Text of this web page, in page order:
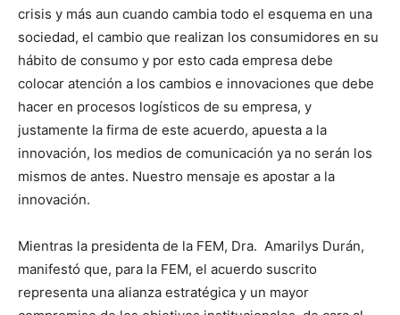
crisis y más aun cuando cambia todo el esquema en una
sociedad, el cambio que realizan los consumidores en su
hábito de consumo y por esto cada empresa debe
colocar atención a los cambios e innovaciones que debe
hacer en procesos logísticos de su empresa, y
justamente la firma de este acuerdo, apuesta a la
innovación, los medios de comunicación ya no serán los
mismos de antes. Nuestro mensaje es apostar a la
innovación.
Mientras la presidenta de la FEM, Dra. Amarilys Durán,
manifestó que, para la FEM, el acuerdo suscrito
representa una alianza estratégica y un mayor